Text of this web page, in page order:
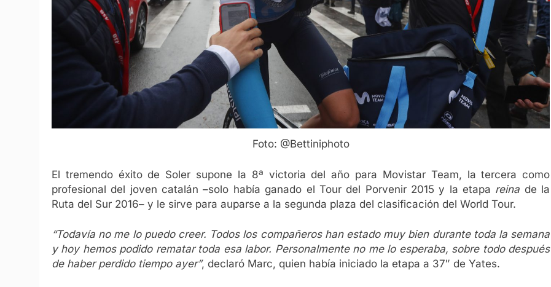
Foto: @Bettiniphoto
El tremendo éxito de Soler supone la 8ª victoria del año para Movistar Team, la tercera como
profesional del joven catalán –solo había ganado el Tour del Porvenir 2015 y la etapa reina de la
Ruta del Sur 2016– y le sirve para auparse a la segunda plaza del clasificación del World Tour.
“Todavía no me lo puedo creer. Todos los compañeros han estado muy bien durante toda la semana
y hoy hemos podido rematar toda esa labor. Personalmente no me lo esperaba, sobre todo después
de haber perdido tiempo ayer”, declaró Marc, quien había iniciado la etapa a 37″ de Yates.